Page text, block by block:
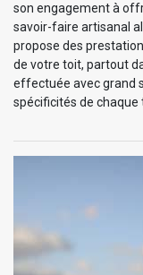
son engagement à
savoir-faire artisanal
propose des
de votre toit, partout
effectuée avec grand
spécificités de chaque